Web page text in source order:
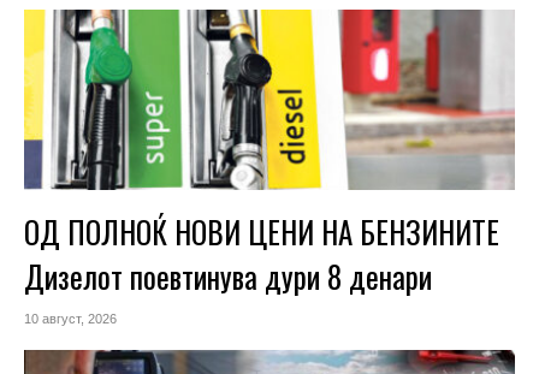
ОД ПОЛНОЌ НОВИ ЦЕНИ НА БЕНЗИНИТЕ
Дизелот поевтинува дури 8 денари
10 август, 2026